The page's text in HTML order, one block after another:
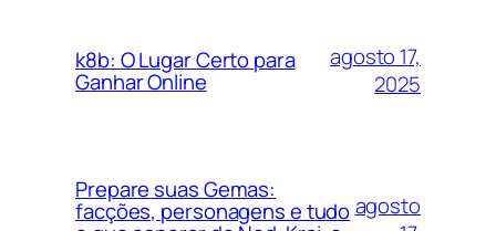
k8b: O Lugar Certo para
Ganhar Online
agosto 17,
2025
Prepare suas Gemas:
facções, personagens e tudoagosto